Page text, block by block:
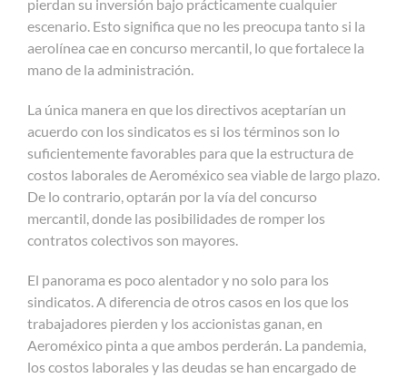
pierdan su inversión bajo prácticamente cualquier
escenario. Esto significa que no les preocupa tanto si la
aerolínea cae en concurso mercantil, lo que fortalece la
mano de la administración.
La única manera en que los directivos aceptarían un
acuerdo con los sindicatos es si los términos son lo
suficientemente favorables para que la estructura de
costos laborales de Aeroméxico sea viable de largo plazo.
De lo contrario, optarán por la vía del concurso
mercantil, donde las posibilidades de romper los
contratos colectivos son mayores.
El panorama es poco alentador y no solo para los
sindicatos. A diferencia de otros casos en los que los
trabajadores pierden y los accionistas ganan, en
Aeroméxico pinta a que ambos perderán. La pandemia,
los costos laborales y las deudas se han encargado de